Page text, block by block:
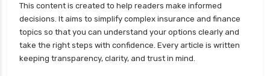
personal loan for home renovation
personal loan for it professionals
personal loan for marriage
This content is created to help readers make informed
decisions. It aims to simplify complex insurance and finance
topics so that you can understand your options clearly and
take the right steps with confidence. Every article is written
keeping transparency, clarity, and trust in mind.